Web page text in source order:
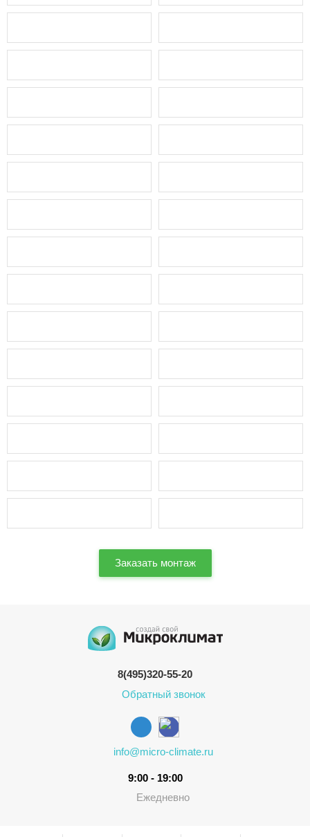
Заказать монтаж
8(495)320-55-20
Обратный звонок
info@micro-climate.ru
9:00 - 19:00
Ежедневно